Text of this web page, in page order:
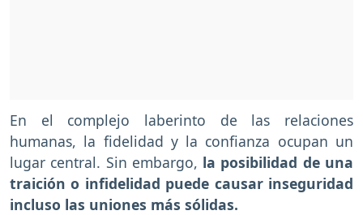
En el complejo laberinto de las relaciones
humanas, la fidelidad y la confianza ocupan un
lugar central. Sin embargo, la posibilidad de una
traición o infidelidad puede causar inseguridad
incluso las uniones más sólidas.